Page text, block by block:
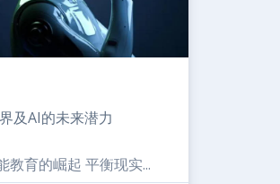
及AI的未来潜力
教育的崛起 平衡现实...